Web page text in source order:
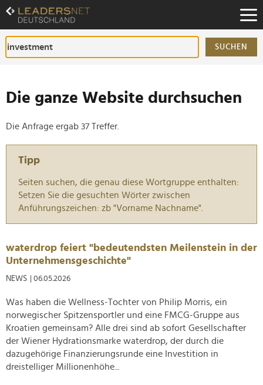
Zum
Inhalt
Zur
Fußzeilen-
Navigation
SUCHEN
Die ganze Website durchsuchen
Die Anfrage ergab 37 Treffer.
Tipp
Seiten suchen, die genau diese Wortgruppe enthalten:
Setzen Sie die gesuchten Wörter zwischen
Anführungszeichen: zb "Vorname Nachname".
waterdrop feiert "bedeutendsten Meilenstein in der
Unternehmensgeschichte"
NEWS | 06.05.2026
Was haben die Wellness-Tochter von Philip Morris, ein
norwegischer Spitzensportler und eine FMCG-Gruppe aus
Kroatien gemeinsam? Alle drei sind ab sofort Gesellschafter
der Wiener Hydrationsmarke waterdrop, der durch die
dazugehörige Finanzierungsrunde eine Investition in
dreistelliger Millionenhöhe...